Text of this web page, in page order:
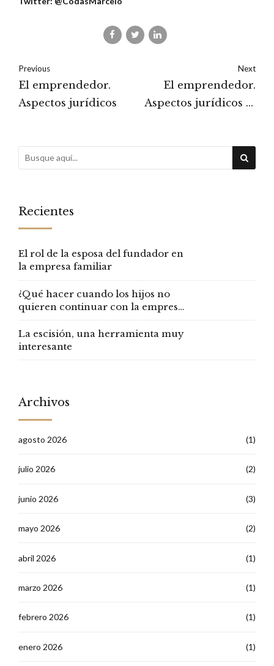
Previous
El emprendedor.
Aspectos jurídicos
Next
El emprendedor.
Aspectos jurídicos 3ª
Recientes
El rol de la esposa del fundador en
la empresa familiar
¿Qué hacer cuando los hijos no
quieren continuar con la empresa
La escisión, una herramienta muy
interesante
Archivos
agosto 2026 (1)
julio 2026 (2)
junio 2026 (3)
mayo 2026 (2)
abril 2026 (1)
marzo 2026 (1)
febrero 2026 (1)
enero 2026 (1)